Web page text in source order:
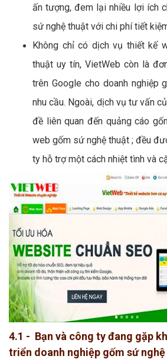
ấn tượng, đem lại nhiều lợi ích
sứ nghệ thuật với chi phí tiết
Không chỉ có dịch vụ thiết kế
thuật uy tín, VietWeb còn là
trên Google cho doanh nghiệp
nhu cầu. Ngoài, dịch vụ tư vấn
đề liên quan đến quảng cáo
web gốm sứ nghệ thuật ; đều
ty hỗ trợ một cách nhiệt tình và
4.1 - Bạn và công ty đang gặp
triển doanh nghiệp gốm sứ